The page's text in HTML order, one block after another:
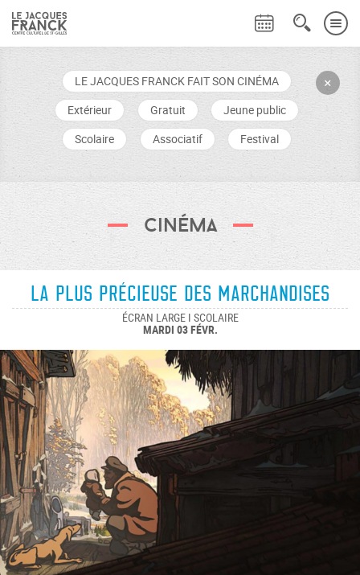
+
LE JACQUES FRANCK FAIT SON CINÉMA
Extérieur
Gratuit
Jeune public
Scolaire
Associatif Festival
Cinéma
La Plus Précieuse des Marchandises
ÉCRAN LARGE I SCOLAIRE
MARDI 03 FÉVR.